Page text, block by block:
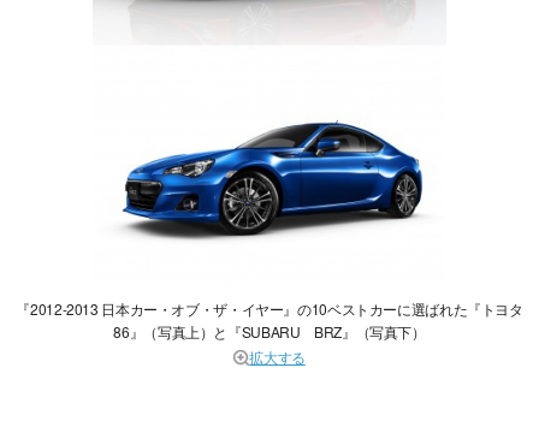
『2012-2013 日本カー・オブ・ザ・イヤー』の10ベストカーに選ばれた『トヨタ
86』（写真上）と『SUBARU BRZ』（写真下）
拡大する